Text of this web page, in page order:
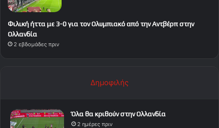
Φιλική ήττα με 3-0 για τον Ολυμπιακό από την Αντβέρπ στην
Ολλανδία
2 εβδομάδες πριν
Δημοφιλής
Όλα θα κριθούν στην Ολλανδία
2 ημέρες πριν